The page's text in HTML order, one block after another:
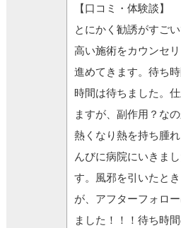
【口コミ・体験談】
とにかく勧誘がすご
高い施術をカウンセ
進めてきます。待ち
時間は待ちました。
ますが、副作用？な
熱くなり熱を持ち腫
んびに病院にいきま
す。風邪を引いたと
が、アフターフォロ
ました！！！待ち時